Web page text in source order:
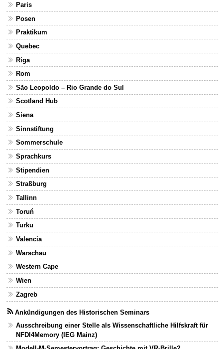
Paris
Posen
Praktikum
Quebec
Riga
Rom
São Leopoldo – Rio Grande do Sul
Scotland Hub
Siena
Sinnstiftung
Sommerschule
Sprachkurs
Stipendien
Straßburg
Tallinn
Toruń
Turku
Valencia
Warschau
Western Cape
Wien
Zagreb
Ankündigungen des Historischen Seminars
Ausschreibung einer Stelle als Wissenschaftliche Hilfskraft für
NFDI4Memory (IEG Mainz)